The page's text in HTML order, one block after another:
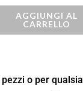
AGGIUNGI AL
CARRELLO
o per